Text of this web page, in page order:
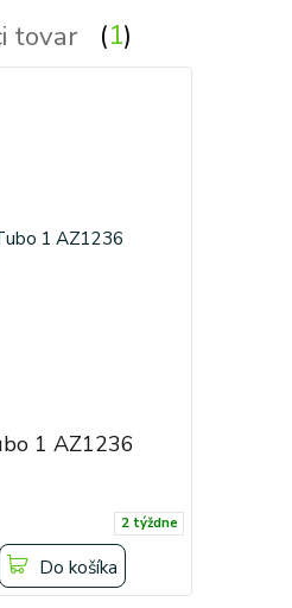
tovar 1
1 AZ1236
2 týždne
Do košíka